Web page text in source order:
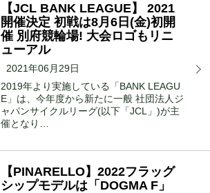
【JCL BANK LEAGUE】 2021
開催決定 初戦は8月6日(金)初開
催 別府競輪場! 大会ロゴもリニ
ューアル
2021年06月29日
2019年より実施している「BANK LEAGU
E」は、今年度から新たに一般 社団法人ジ
ャパンサイクルリーグ(以下「JCL」)が主
催となり…
【PINARELLO】2022フラッグ
シップモデルは「DOGMA F」